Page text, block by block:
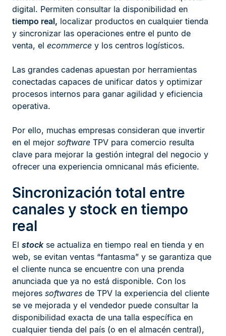
digital. Permiten consultar la disponibilidad en
tiempo real, localizar productos en cualquier tienda
y sincronizar las operaciones entre el punto de
venta, el ecommerce y los centros logísticos.
Las grandes cadenas apuestan por herramientas
conectadas capaces de unificar datos y optimizar
procesos internos para ganar agilidad y eficiencia
operativa.
Por ello, muchas empresas consideran que invertir
en el mejor software TPV para comercio resulta
clave para mejorar la gestión integral del negocio y
ofrecer una experiencia omnicanal más eficiente.
Sincronización total entre
canales y stock en tiempo
real
El stockse actualiza en tiempo real en tienda y en
web, se evitan ventas “fantasma” y se garantiza que
el cliente nunca se encuentre con una prenda
anunciada que ya no está disponible. Con los
mejores softwares de TPV la experiencia del cliente
se ve mejorada y el vendedor puede consultar la
disponibilidad exacta de una talla específica en
cualquier tienda del país (o en el almacén central),